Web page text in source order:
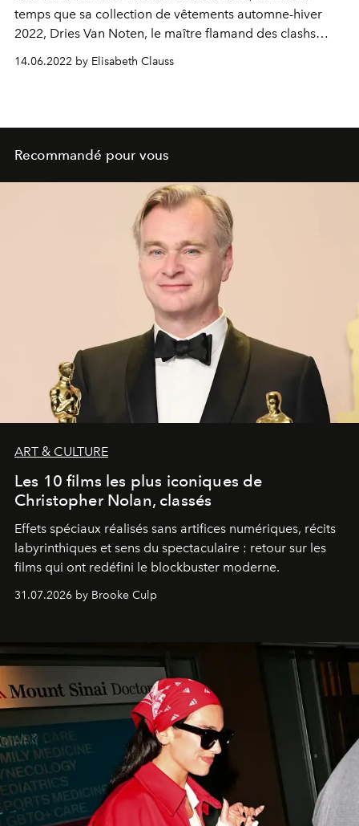
temps que sa collection de vêtements automne-hiver
2022, Dries Van Noten, le maître flamand des clashs
14.06.2022 by Elisabeth Clauss
Recommandé pour vous
ART & CULTURE
Les 10 films les plus iconiques de
Christopher Nolan, classés
Effets spéciaux réalisés sans artifices numériques, récits
labyrinthiques et sens du spectaculaire : retour sur les
films qui ont redéfini le blockbuster moderne.
31.07.2026 by Brooke Culp